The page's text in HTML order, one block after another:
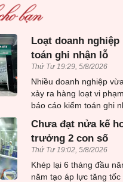
Loạt doanh
toán ghi nhận lỗ
Thứ Tư 19:29, 5/8/2026
Nhiều doanh nghiệp
xảy ra hàng loạt vi
báo cáo kiểm toán ghi
Chưa đạt nửa kế
trưởng 2 con số
Thứ Tư 19:02, 5/8/2026
Khép lại 6 tháng đầu
năm tạo áp lực tăng